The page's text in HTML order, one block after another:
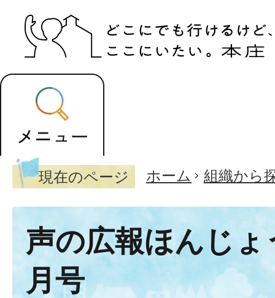
現在のページ ホーム 組織から
声の広報ほんじ
月号